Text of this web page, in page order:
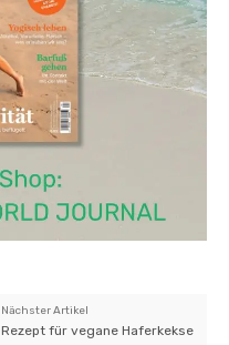
Nächster Artikel
Rezept für vegane Haferkekse